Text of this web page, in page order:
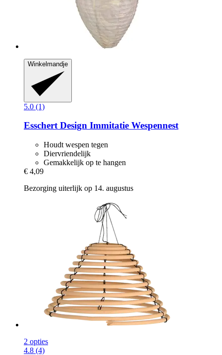
Winkelmandje
5.0 (1)
Esschert Design Immitatie Wespennest
Houdt wespen tegen
Diervriendelijk
Gemakkelijk op te hangen
€ 4,09
Bezorging uiterlijk op 14. augustus
2 opties
4.8 (4)